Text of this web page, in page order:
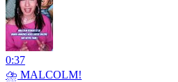
0:37
⛈️ MALCOLM!